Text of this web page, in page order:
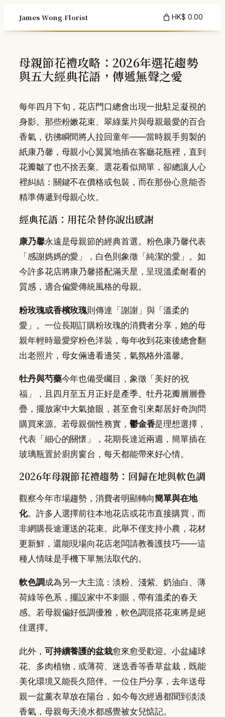
content
James Wong Florist HK$ 0.00
母親節花禮攻略：2026年選花趨勢
與五大經典花語，傳遞無聲之愛
每年四月下旬，花店門口總會出現一批駐足凝視的
身影。那些粉嫩花束、翠綠葉片與母親最愛的百合
香氣，彷彿瞬間將人拉回童年——當時親手剪製的
紙康乃馨，母親小心翼翼地插在客廳花瓶裡，直到
花瓣皺了也不捨丟棄。選花看似簡單，卻總讓人心
裡糾結：關鍵不在價格或包裝，而在那份心意能否
精準傳遞到母親心坎。
經典花語：用花朵替你說出感謝
康乃馨永遠是母親節的經典首選。粉色康乃馨代表
「感謝媽媽的愛」，白色則象徵「純潔的愛」。如
今許多花店將康乃馨搭配滿天星，呈現溫柔耐看的
質感，適合偏愛傳統風格的母親。
粉玫瑰或香檳玫瑰則傳達「謝謝」與「溫柔的
愛」。一位長期訂購粉玫瑰的消費者分享，她的母
親年輕時最愛穿粉色洋裝，每年收到花束後總會翻
出老照片，母女倆邊看邊笑，氣氛格外溫馨。
牡丹與芍藥今年也備受矚目，象徵「美好的祝
福」，且四月至五月正好是產季。牡丹花瓣層層疊
疊，擺放家中大氣搶眼，甚至會引來鄰居好奇詢問
購買來源。若母親個性務實， 鬱金香是理想選擇，
代表「細心的關懷」，花期長達近兩週，簡單插在
玻璃瓶置於廚房窗台，每天都能帶來好心情。
2026年母親節花禮趨勢：回歸在地與軟色調
觀察今年市場趨勢，消費者明顯轉向簡單與在地
化。許多人選擇前往本地花店或花市直接購買，而
非網購長途運送的花束。此舉不僅支持小農，花材
更新鮮，還能現場向花店老闆請教養護技巧——這
種人情味是手機下單無法取代的。
軟色調 成為另一大主流：淡粉、淺紫、奶油白、薄
荷綠等色系，擺設家中不刺眼，帶有溫柔的春天
感。若母親偏好低調優雅，軟色調混搭花束將是絕
佳選擇。
此外， 可持續養護的盆栽愈來愈受歡迎。小盆繡球
花、多肉植物，或薄荷、迷迭香等香草盆栽，既能
美化環境又能長久陪伴。一位住戶分享，去年送母
親一盆薰衣草放在陽台，如今每次經過都聞到淡淡
香氣，母親每天澆水都感覺被女兒惦記。